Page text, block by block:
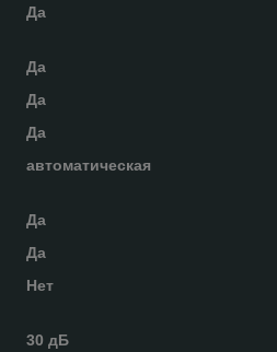
Да
Да
Да
Да
автоматическая
Да
Да
Нет
30 дБ